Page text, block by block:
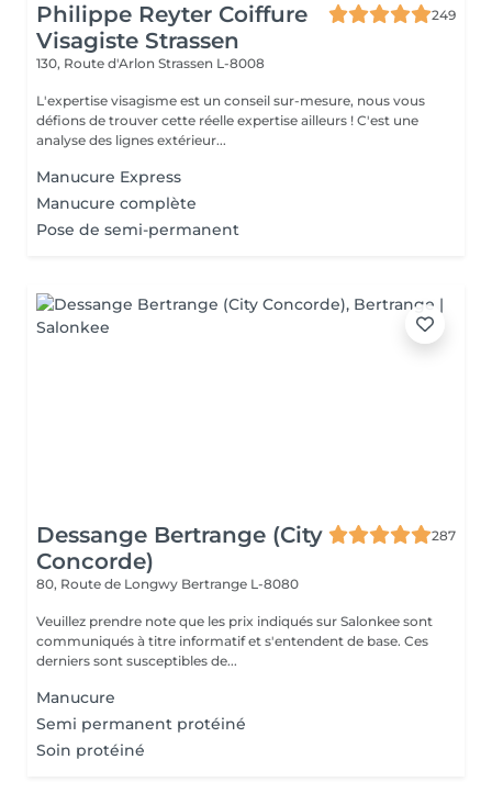
Philippe Reyter Coiffure
Visagiste Strassen
249
130, Route d'Arlon Strassen L-8008
L'expertise visagisme est un conseil sur-mesure, nous vous
défions de trouver cette réelle expertise ailleurs ! C'est une
analyse des lignes extérieur...
Manucure Express
Manucure complète
Pose de semi-permanent
Dessange Bertrange (City
Concorde)
287
80, Route de Longwy Bertrange L-8080
Veuillez prendre note que les prix indiqués sur Salonkee sont
communiqués à titre informatif et s'entendent de base. Ces
derniers sont susceptibles de...
Manucure
Semi permanent protéiné
Soin protéiné